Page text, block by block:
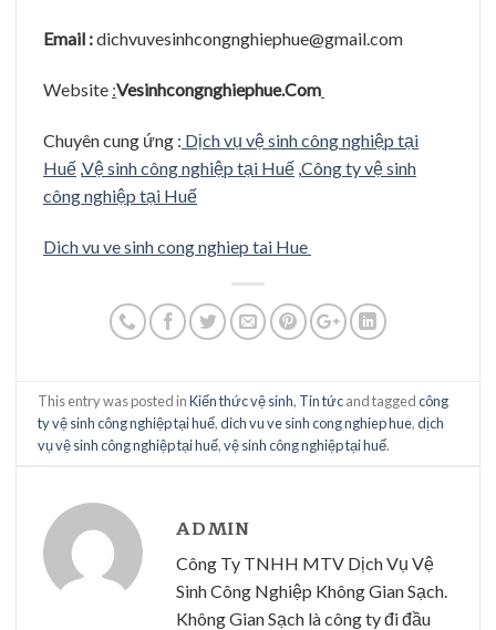
Email :dichvuvesinhcongnghiephue@gmail.com
Website :Vesinhcongnghiephue.Com
Chuyên cung ứng : Dịch vụ vệ sinh công nghiệp tại
Huế Vệ sinh công nghiệp tại Huế Công ty vệ sinh
công nghiệp tại Huế
Dich vu ve sinh cong nghiep tai Hue
This entry was posted inKiến thức vệ sinh, Tin tứcand taggedcông
ty vệ sinh công nghiệp tại huế,dich vu ve sinh cong nghiep hue,dịch
vụ vệ sinh công nghiệp tại huế,vệ sinh công nghiệp tại huế.
ADMIN
Công Ty TNHH MTV Dịch Vụ Vệ
Sinh Công Nghiệp Không Gian Sạch.
Không Gian Sạch là công ty đi đầu